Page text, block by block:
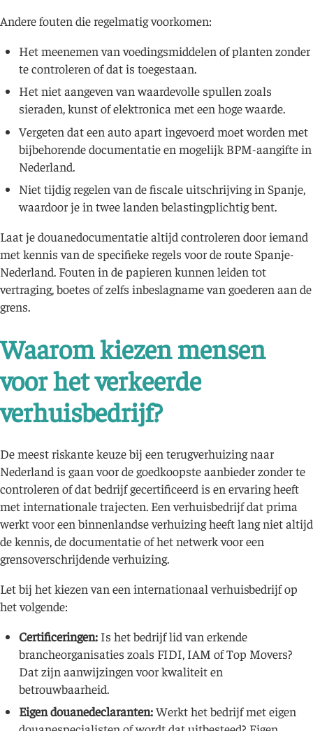
Andere fouten die regelmatig voorkomen:
Het meenemen van voedingsmiddelen of planten zonder
te controleren of dat is toegestaan.
Het niet aangeven van waardevolle spullen zoals
sieraden, kunst of elektronica met een hoge waarde.
Vergeten dat een auto apart ingevoerd moet worden met
bijbehorende documentatie en mogelijk BPM-aangifte in
Nederland.
Niet tijdig regelen van de fiscale uitschrijving in Spanje,
waardoor je in twee landen belastingplichtig bent.
Laat je douanedocumentatie altijd controleren door iemand
met kennis van de specifieke regels voor de route Spanje-
Nederland. Fouten in de papieren kunnen leiden tot
vertraging, boetes of zelfs inbeslagname van goederen aan de
grens.
Waarom kiezen mensen
voor het verkeerde
verhuisbedrijf?
De meest riskante keuze bij een terugverhuizing naar
Nederland is gaan voor de goedkoopste aanbieder zonder te
controleren of dat bedrijf gecertificeerd is en ervaring heeft
met internationale trajecten. Een verhuisbedrijf dat prima
werkt voor een binnenlandse verhuizing heeft lang niet altijd
de kennis, de documentatie of het netwerk voor een
grensoverschrijdende verhuizing.
Let bij het kiezen van een internationaal verhuisbedrijf op
het volgende:
Certificeringen: Is het bedrijf lid van erkende
brancheorganisaties zoals FIDI, IAM of Top Movers?
Dat zijn aanwijzingen voor kwaliteit en
betrouwbaarheid.
Eigen douanedeclaranten:Werkt het bedrijf met eigen